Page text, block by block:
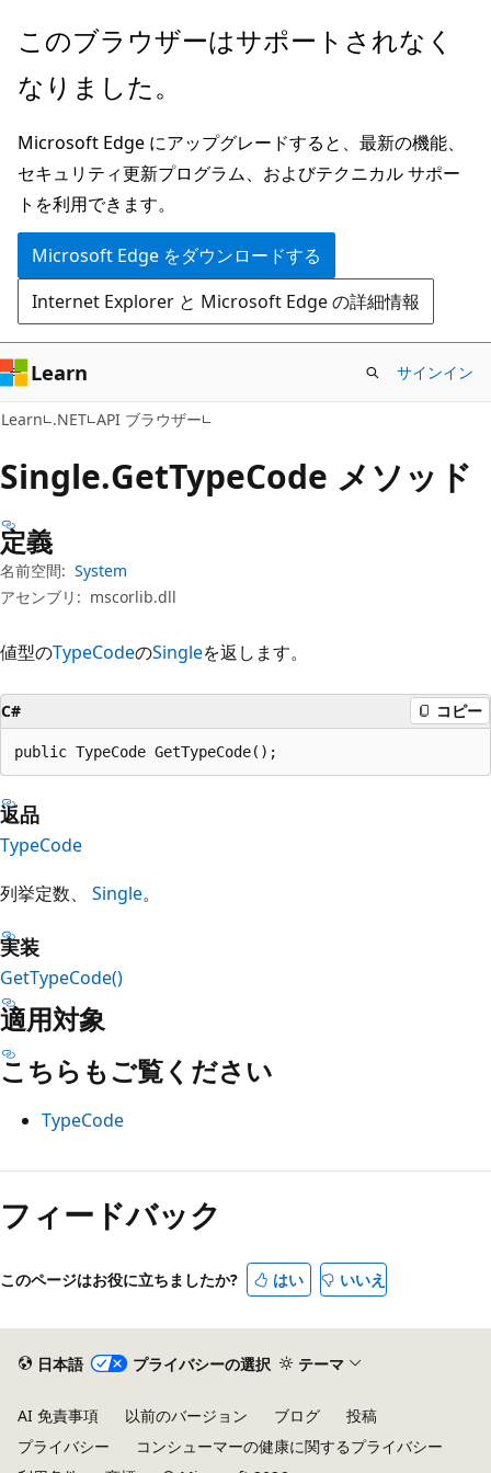
メ
ン
ン
テ
ン
ツ
に
ス
キ
ッ
プ
ペ
ジ
ナ
ビ
ゲ
ー
シ
ョ
ン
に
ス
キ
ッ
プ
このブラウザーはサポートされなく
なりました。
Microsoft Edge にアップグレードすると、最新の機能、
セキュリティ更新プログラム、およびテクニカル サポー
トを利用できます。
Microsoft Edge をダウンロードする
Internet Explorer と Microsoft Edge の詳細情報
Learn サインイン
Learn .NET API ブラウザー
Single.GetTypeCode メソッド
定義
名前空間: System
アセンブリ: mscorlib.dll
値型のTypeCodeのSingleを返します。
C# コピー
public TypeCode GetTypeCode();
返品
TypeCode
列挙定数、 Single。
実装
GetTypeCode()
適用対象
こちらもご覧ください
TypeCode
読
取
モ
フィードバック
このページはお役に立ちましたか? はい いいえ
日本語 プライバシーの選択 テーマ
AI 免責事項 以前のバージョン ブログ
投稿
プライバシー
コンシューマーの健康に関するプライバシー